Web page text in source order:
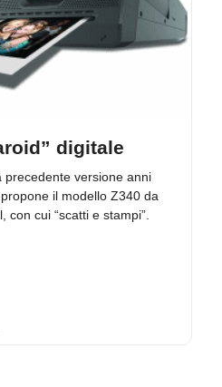
digitale
precedente versione anni
propone il modello Z340 da
con cui “scatti e stampi”.